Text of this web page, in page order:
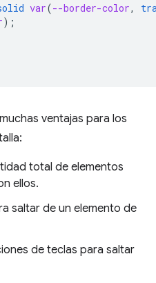
var(--border-color,
);
ventajas para los
total de elementos
ellos.
saltar de un elemento de
de teclas para saltar